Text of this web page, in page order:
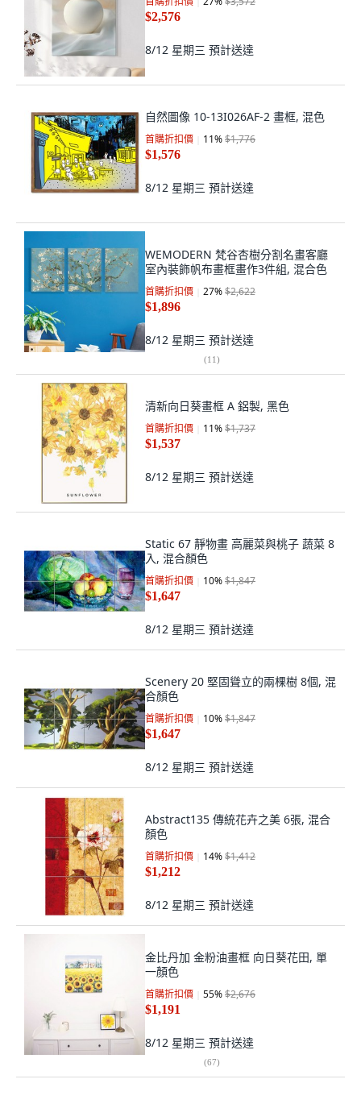
$2,576
8/12 星期三 預計送達
自然圖像 10-13I026AF-2 畫框, 混色
首購折扣價 11%$1,776
$1,576
8/12 星期三 預計送達
WEMODERN 梵谷杏樹分割名畫客廳
室內裝飾帆布畫框畫作3件組, 混合色
首購折扣價 27%$2,622
$1,896
8/12 星期三 預計送達
(11)
清新向日葵畫框 A 鋁製, 黑色
首購折扣價 11%$1,737
$1,537
8/12 星期三 預計送達
Static 67 靜物畫 高麗菜與桃子 蔬菜 8
入, 混合顏色
首購折扣價 10%$1,847
$1,647
8/12 星期三 預計送達
Scenery 20 堅固聳立的兩棵樹 8個, 混
合顏色
首購折扣價 10%$1,847
$1,647
8/12 星期三 預計送達
Abstract135 傳統花卉之美 6張, 混合
顏色
首購折扣價 14%$1,412
$1,212
8/12 星期三 預計送達
金比丹加 金粉油畫框 向日葵花田, 單
一顏色
首購折扣價 55%$2,676
$1,191
8/12 星期三 預計送達
(67)